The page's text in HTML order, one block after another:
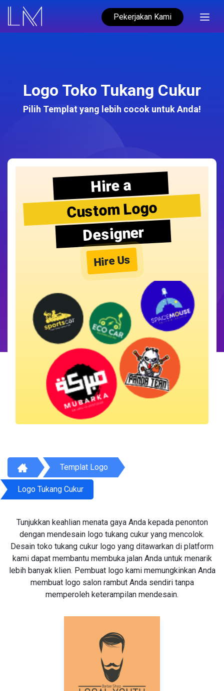
Pekerjakan Kami
Logo Toko Tukang Cukur
Pilih Templat yang lebih cocok untuk Anda!
Hire a
Custom Logo
Designer
Hire Us
Templat Logo
Logo Tukang Cukur
Tunjukkan keahlian menata gaya Anda kepada penonton
dengan mendesain logo tukang cukur yang mencolok.
Desain toko tukang cukur logo yang ditawarkan di platform
kami dapat membantu membuka jalan Anda untuk menarik
lebih banyak klien. Pembuat logo kami memungkinkan Anda
membuat logo salon rambut Anda sendiri tanpa
memperoleh keterampilan mendesain.